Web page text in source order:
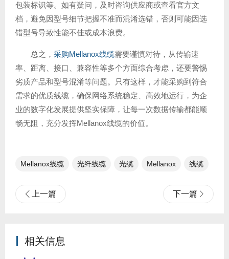
包装标识等。如有疑问，及时咨询供应商或查看官方文
档，避免因型号细节把握不准而混淆选错，否则可能因选
错型号导致性能不佳或成本浪费。
总之， 采购Mellanox线缆需要谨慎对待，从传输速
率、距离、接口、兼容性等多个方面综合考虑，还要警惕
劣质产品和型号混淆等问题。只有这样，才能采购到符合
需求的优质线缆，确保网络系统稳定、高效地运行，为企
业的数字化发展提供坚实保障，让每一次数据传输都能顺
畅无阻，充分发挥Mellanox线缆的价值。
Mellanox线缆 光纤线缆​ 光缆 Mellanox 线缆
上一篇 下一篇
相关信息